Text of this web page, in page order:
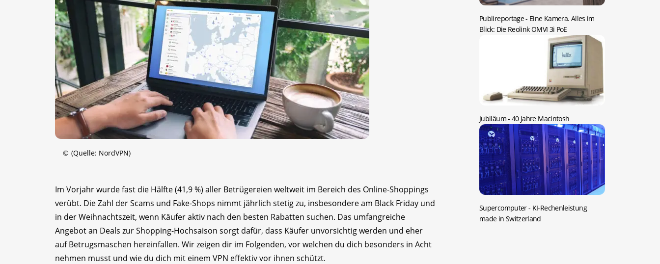
© (Quelle: NordVPN)
Im Vorjahr wurde fast die Hälfte (41,9 %) aller Betrügereien weltweit im Bereich des Online-Shoppings
verübt. Die Zahl der Scams und Fake-Shops nimmt jährlich stetig zu, insbesondere am Black Friday und
in der Weihnachtszeit, wenn Käufer aktiv nach den besten Rabatten suchen. Das umfangreiche
Angebot an Deals zur Shopping-Hochsaison sorgt dafür, dass Käufer unvorsichtig werden und eher
auf Betrugsmaschen hereinfallen. Wir zeigen dir im Folgenden, vor welchen du dich besonders in Acht
nehmen musst und wie du dich mit einem VPN effektiv vor ihnen schützt.
Publireportage - Eine Kamera. Alles im
Blick: Die Reolink OMVI 3i PoE
Jubiläum - 40 Jahre Macintosh
Supercomputer - KI-Rechenleistung
made in Switzerland